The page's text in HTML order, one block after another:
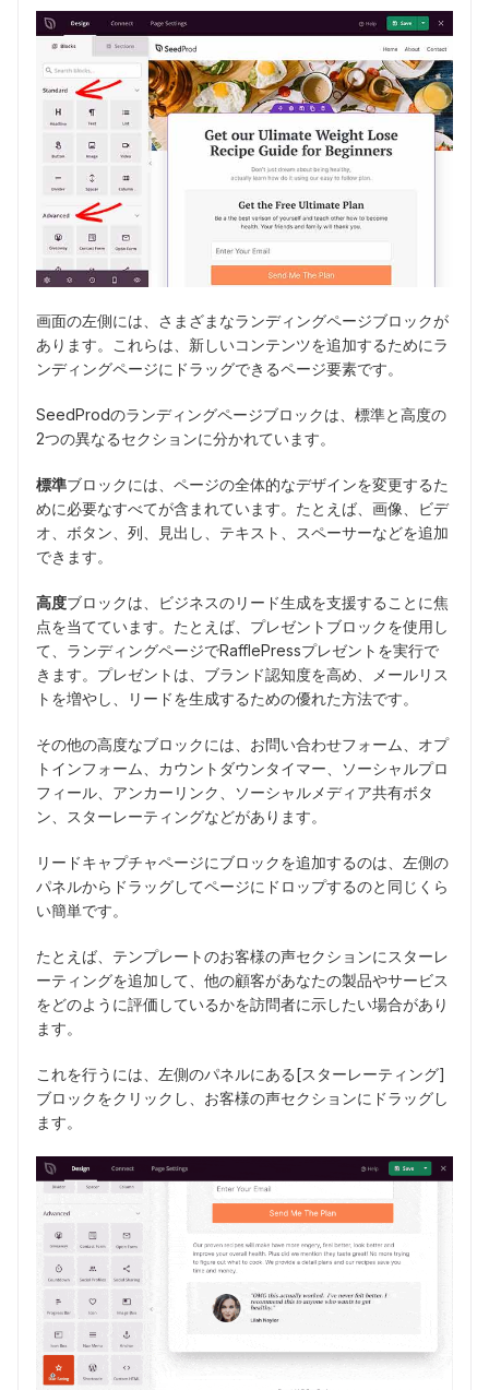
画面の左側には、さまざまなランディングページブロックが
あります。これらは、新しいコンテンツを追加するためにラ
ンディングページにドラッグできるページ要素です。
SeedProdのランディングページブロックは、標準と高度の
2つの異なるセクションに分かれています。
標準ブロックには、ページの全体的なデザインを変更するた
めに必要なすべてが含まれています。たとえば、画像、ビデ
オ、ボタン、列、見出し、テキスト、スペーサーなどを追加
できます。
高度ブロックは、ビジネスのリード生成を支援することに焦
点を当てています。たとえば、プレゼントブロックを使用し
て、ランディングページでRafflePressプレゼントを実行で
きます。プレゼントは、ブランド認知度を高め、メールリス
トを増やし、リードを生成するための優れた方法です。
その他の高度なブロックには、お問い合わせフォーム、オプ
トインフォーム、カウントダウンタイマー、ソーシャルプロ
フィール、アンカーリンク、ソーシャルメディア共有ボタ
ン、スターレーティングなどがあります。
リードキャプチャページにブロックを追加するのは、左側の
パネルからドラッグしてページにドロップするのと同じくら
い簡単です。
たとえば、テンプレートのお客様の声セクションにスターレ
ーティングを追加して、他の顧客があなたの製品やサービス
をどのように評価しているかを訪問者に示したい場合があり
ます。
これを行うには、左側のパネルにある[スターレーティング]
ブロックをクリックし、お客様の声セクションにドラッグし
ます。